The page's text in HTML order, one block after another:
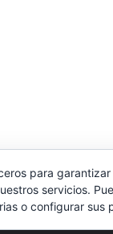
para
servicios.
o configurar sus